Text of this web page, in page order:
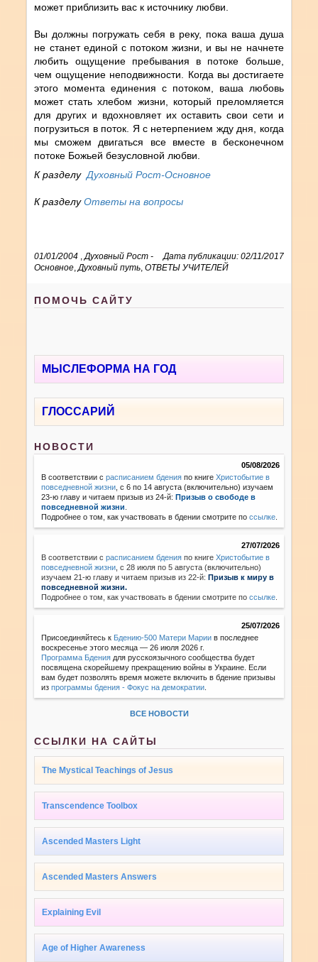
может приблизить вас к источнику любви.
Вы должны погружать себя в реку, пока ваша душа
не станет единой с потоком жизни, и вы не начнете
любить ощущение пребывания в потоке больше,
чем ощущение неподвижности. Когда вы достигаете
этого момента единения с потоком, ваша любовь
может стать хлебом жизни, который преломляется
для других и вдохновляет их оставить свои сети и
погрузиться в поток. Я с нетерпением жду дня, когда
мы сможем двигаться все вместе в бесконечном
потоке Божьей безусловной любви.
К разделуДуховный Рост-Основное
К разделуОтветы на вопросы
01/01/2004 Дата публикации: 02/11/2017
,Духовный Рост -
Основное ,Духовный путь ,ОТВЕТЫ УЧИТЕЛЕЙ
ПОМОЧЬ САЙТУ
МЫСЛЕФОРМА НА ГОД
ГЛОССАРИЙ
НОВОСТИ
05/08/2026
В соответствии срасписанием бдения по книгеХристобытие в
повседневной жизни , с 6 по 14 августа (включительно) изучаем
23-ю главу и читаем призыв из 24-й:Призыв о свободе в
повседневной жизни
Подробнее о том, как участвовать в бдении смотрите поссылке
27/07/2026
В соответствии с расписанием бдения по книгеХристобытие в
повседневной жизни с 28 июля по 5 августа (включительно)
изучаем 21-ю главу и читаем призыв из 22-й:Призыв к миру в
повседневной жизни.
Подробнее о том, как участвовать в бдении смотрите поссылке
25/07/2026
Присоединяйтесь к Бдению-500 Матери Марии в последнее
воскресенье этого месяца — 26 июля 2026 г.
Программа Бдения для русскоязычного сообщества будет
посвящена скорейшему прекращению войны в Украине. Если
вам будет позволять время можете включить в бдение призывы
изпрограммы бдения - Фокус на демократии
ВСЕ НОВОСТИ
ССЫЛКИ НА САЙТЫ
The Mystical Teachings of Jesus
Transcendence Toolbox
Ascended Masters Light
Ascended Masters Answers
Explaining Evil
Age of Higher Awareness